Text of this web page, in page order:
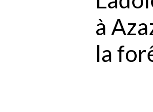
à
la